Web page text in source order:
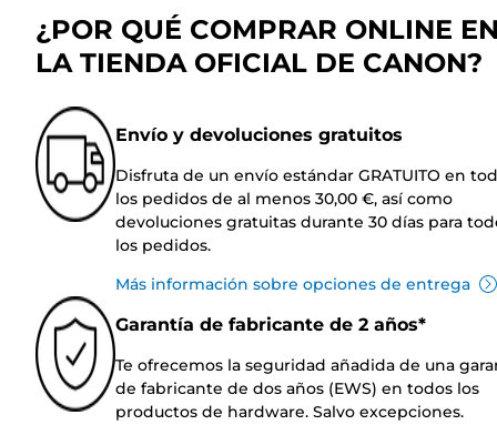
¿POR QUÉ COMPRAR ONLINE
LA TIENDA OFICIAL DE CANON?
Envío y devoluciones gratuitos
Disfruta de un envío estándar GRATUITO en
los pedidos de al menos 30,00 €, así como
devoluciones gratuitas durante 30 días para
los pedidos.
Más información sobre opciones de entrega
Garantía de fabricante de 2 años*
Te ofrecemos la seguridad añadida de una
de fabricante de dos años (EWS) en todos los
productos de hardware. Salvo excepciones.